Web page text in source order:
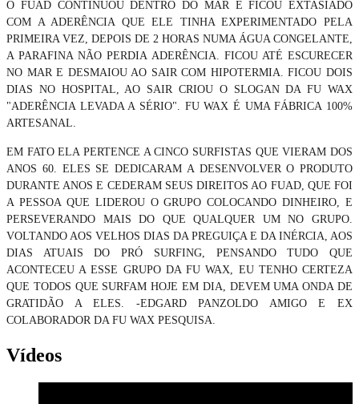
O FUAD CONTINUOU DENTRO DO MAR E FICOU EXTASIADO
COM A ADERÊNCIA QUE ELE TINHA EXPERIMENTADO PELA
PRIMEIRA VEZ, DEPOIS DE 2 HORAS NUMA ÁGUA CONGELANTE,
A PARAFINA NÃO PERDIA ADERÊNCIA. FICOU ATÉ ESCURECER
NO MAR E DESMAIOU AO SAIR COM HIPOTERMIA. FICOU DOIS
DIAS NO HOSPITAL, AO SAIR CRIOU O SLOGAN DA FU WAX
"ADERÊNCIA LEVADA A SÉRIO". FU WAX É UMA FÁBRICA 100%
ARTESANAL.
EM FATO ELA PERTENCE A CINCO SURFISTAS QUE VIERAM DOS
ANOS 60. ELES SE DEDICARAM A DESENVOLVER O PRODUTO
DURANTE ANOS E CEDERAM SEUS DIREITOS AO FUAD, QUE FOI
A PESSOA QUE LIDEROU O GRUPO COLOCANDO DINHEIRO, E
PERSEVERANDO MAIS DO QUE QUALQUER UM NO GRUPO.
VOLTANDO AOS VELHOS DIAS DA PREGUIÇA E DA INÉRCIA, AOS
DIAS ATUAIS DO PRÓ SURFING, PENSANDO TUDO QUE
ACONTECEU A ESSE GRUPO DA FU WAX, EU TENHO CERTEZA
QUE TODOS QUE SURFAM HOJE EM DIA, DEVEM UMA ONDA DE
GRATIDÃO A ELES. -EDGARD PANZOLDO AMIGO E EX
COLABORADOR DA FU WAX PESQUISA.
Vídeos